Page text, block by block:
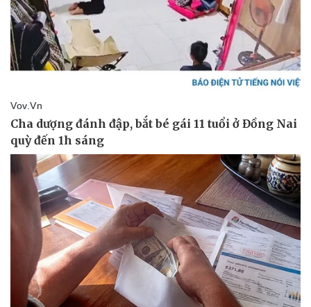
Thể thao
Bóng đá
eSports
Hậu trường
Ô tô - Xe máy
Ô tô
Xe máy